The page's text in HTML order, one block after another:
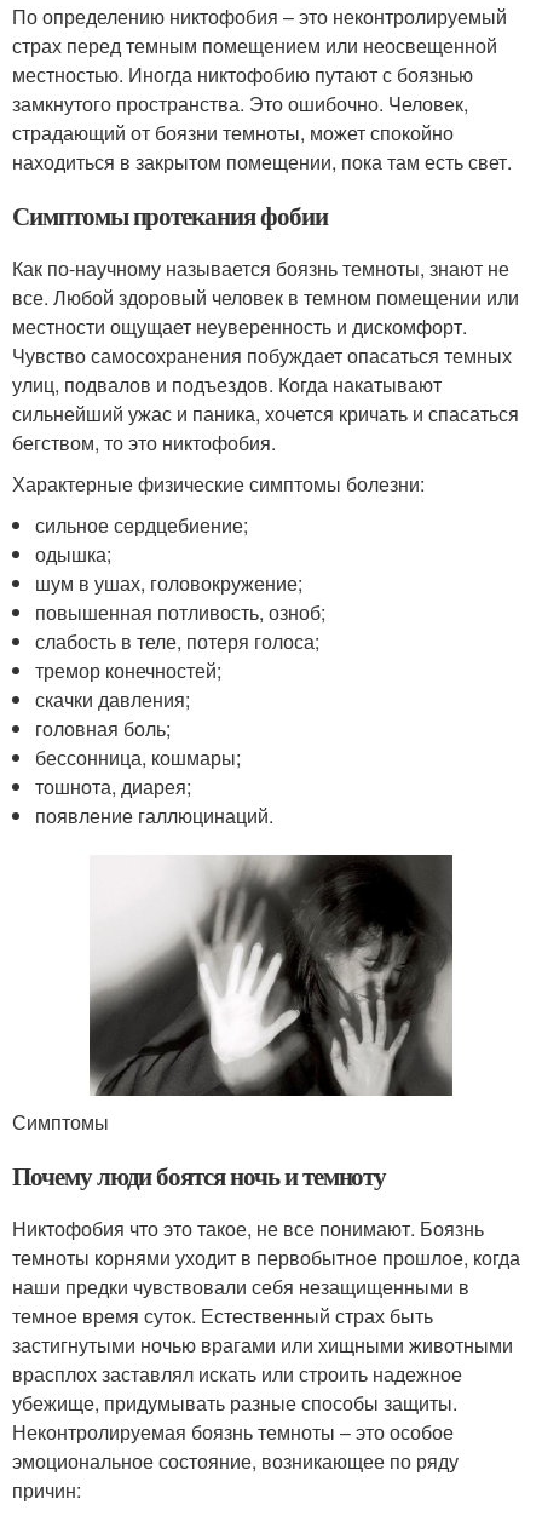
По определению никтофобия – это неконтролируемый
страх перед темным помещением или неосвещенной
местностью. Иногда никтофобию путают с боязнью
замкнутого пространства. Это ошибочно. Человек,
страдающий от боязни темноты, может спокойно
находиться в закрытом помещении, пока там есть свет.
Симптомы протекания фобии
Как по-научному называется боязнь темноты, знают не
все. Любой здоровый человек в темном помещении или
местности ощущает неуверенность и дискомфорт.
Чувство самосохранения побуждает опасаться темных
улиц, подвалов и подъездов. Когда накатывают
сильнейший ужас и паника, хочется кричать и спасаться
бегством, то это никтофобия.
Характерные физические симптомы болезни:
сильное сердцебиение;
одышка;
шум в ушах, головокружение;
повышенная потливость, озноб;
слабость в теле, потеря голоса;
тремор конечностей;
скачки давления;
головная боль;
бессонница, кошмары;
тошнота, диарея;
появление галлюцинаций.
Симптомы
Почему люди боятся ночь и темноту
Никтофобия что это такое, не все понимают. Боязнь
темноты корнями уходит в первобытное прошлое, когда
наши предки чувствовали себя незащищенными в
темное время суток. Естественный страх быть
застигнутыми ночью врагами или хищными животными
врасплох заставлял искать или строить надежное
убежище, придумывать разные способы защиты.
Неконтролируемая боязнь темноты – это особое
эмоциональное состояние, возникающее по ряду
причин: